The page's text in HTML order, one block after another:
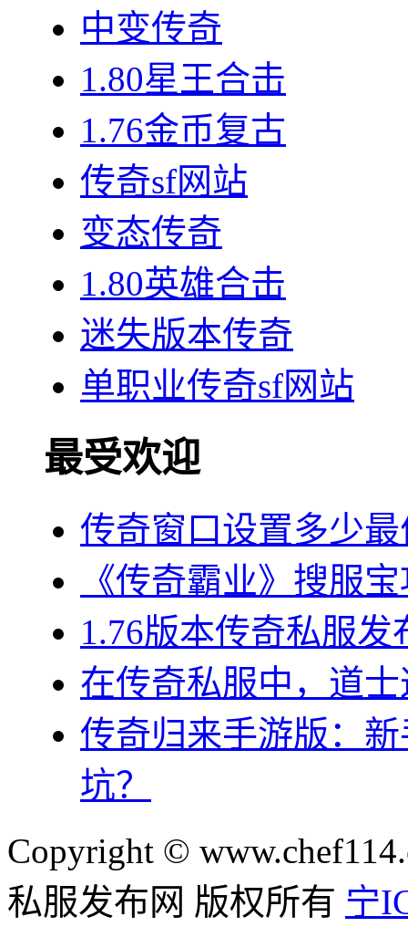
中变传奇
1.80星王合击
1.76金币复古
传奇sf网站
变态传奇
1.80英雄合击
迷失版本传奇
单职业传奇sf网站
最受欢迎
传奇窗口设置多少
《传奇霸业》搜服
1.76版本传奇私服
在传奇私服中，道
传奇归来手游版：
坑？
Copyright ©
私服发布网 版权所有 宁